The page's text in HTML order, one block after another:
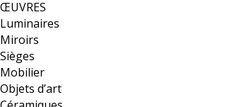
ŒUVRES
Luminaires
Miroirs
Sièges
Mobilier
Objets d’art